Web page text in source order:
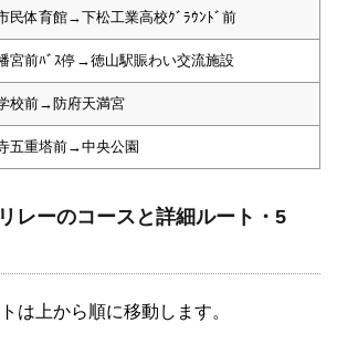
民体育館→下松工業高校ｸﾞﾗｳﾝﾄﾞ前
宮前ﾊﾞｽ停→徳山駅賑わい交流施設
校前→防府天満宮
五重塔前→中央公園
レーのコースと詳細ルート・5
は上から順に移動します。